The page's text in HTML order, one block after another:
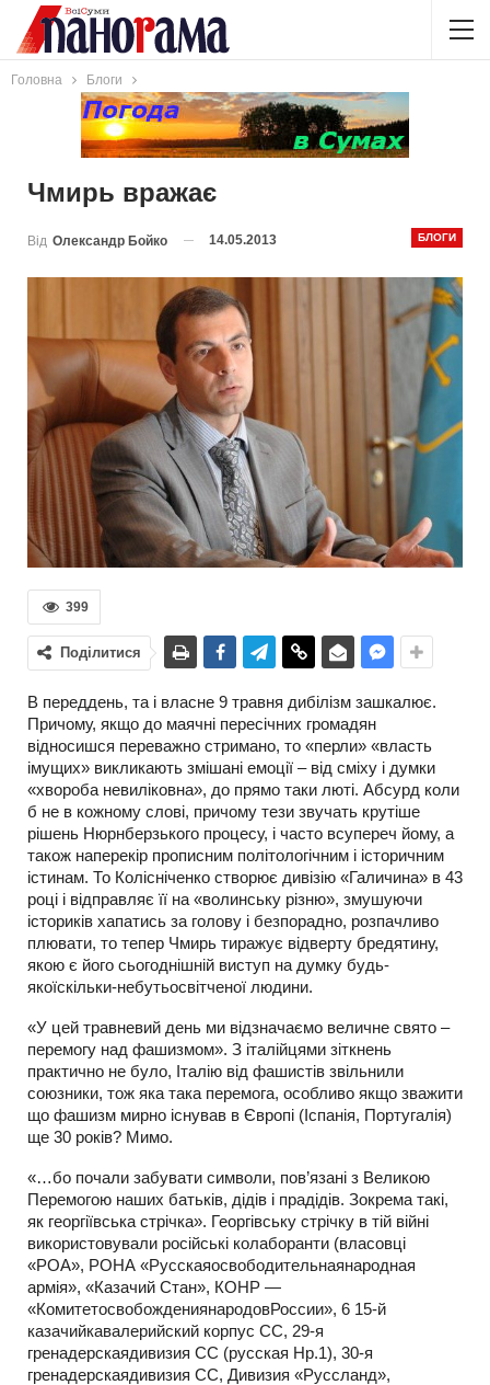
Головна Блоги
Чмирь вражає
БЛОГИ
Від Олександр Бойко 14.05.2013
399
Поділитися
В переддень, та і власне 9 травня дибілізм зашкалює.
Причому, якщо до маячні пересічних громадян
відносишся переважно стримано, то «перли» «власть
імущих» викликають змішані емоції – від сміху і думки
«хвороба невиліковна», до прямо таки люті. Абсурд коли
б не в кожному слові, причому тези звучать крутіше
рішень Нюрнберзького процесу, і часто всупереч йому, а
також наперекір прописним політологічним і історичним
істинам. То Колісніченко створює дивізію «Галичина» в 43
році і відправляє її на «волинську різню», змушуючи
істориків хапатись за голову і безпорадно, розпачливо
плювати, то тепер Чмирь тиражує відверту бредятину,
якою є його сьогоднішній виступ на думку будь-
якоїскільки-небутьосвітченої людини.
«У цей травневий день ми відзначаємо величне свято –
перемогу над фашизмом». З італійцями зіткнень
практично не було, Італію від фашистів звільнили
союзники, тож яка така перемога, особливо якщо зважити
що фашизм мирно існував в Європі (Іспанія, Португалія)
ще 30 років? Мимо.
«…бо почали забувати символи, пов’язані з Великою
Перемогою наших батьків, дідів і прадідів. Зокрема такі,
як георгіївська стрічка». Георгівську стрічку в тій війні
використовували російські колаборанти (власовці
«РОА», РОНА «Русскаяосвободительнаянародная
армія», «Казачий Стан», КОНР —
«КомитетосвобождениянародовРоссии», 6 15-й
казачийкавалерийский корпус СС, 29-я
гренадерскаядивизия СС (русская Нр.1), 30-я
гренадерскаядивизия СС, Дивизия «Руссланд»,